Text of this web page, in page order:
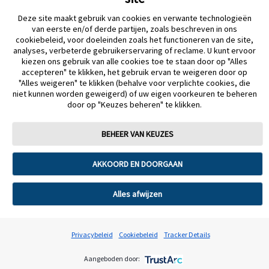
10016, VS
Hoe kan een
gebruiker
contact
opnemen met
verklaring
You can contact Abbott by calling
customer service.
You can find the relevant contact
details for your specific location at
www.freestylelibre.com.
You can reach our customer
service from Monday to Friday
from 8:30 am to 5 pm.
Call us on 0800 167 72
call rate): 0032 800 167 72
technologieën, zoals beschreven in ons privacybeleid, voor
doeleinden zoals het gebruik van de website, analyses, verbeterde
gebruikerservaring of advertenties. U kunt ervoor kiezen om uw
toestemming te geven voor ons gebruik van deze technologieën of
om uw eigen voorkeuren te beheren.
cookie beleid
Tracker Details Page
BEHEER VAN KEUZES
AKKOORD EN DOORGAAN
Alles afwijzen
Privacybeleid cookie beleid Tracker Details
Aangeboden door:
Deze site maakt gebruik van cookies en verwante technologieën
van eerste en/of derde partijen, zoals beschreven in ons
cookiebeleid, voor doeleinden zoals het functioneren van de site,
analyses, verbeterde gebruikerservaring of reclame. U kunt ervoor
kiezen ons gebruik van alle cookies toe te staan door op "Alles
accepteren" te klikken, het gebruik ervan te weigeren door op
"Alles weigeren" te klikken (behalve voor verplichte cookies, die
niet kunnen worden geweigerd) of uw eigen voorkeuren te beheren
door op "Keuzes beheren" te klikken.
BEHEER VAN KEUZES
AKKOORD EN DOORGAAN
Alles afwijzen
Privacybeleid Cookiebeleid Tracker Details
Aangeboden door: